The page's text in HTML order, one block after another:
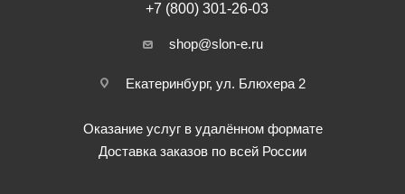
+7 (800) 301-26-03
shop@slon-e.ru
Екатеринбург, ул. Блюхера 2
Оказание услуг в удалённом формате
Доставка заказов по всей России